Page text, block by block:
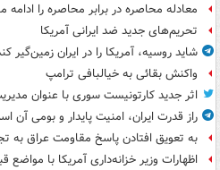
معادله محاصره در برابر محاصره را
تحریم‌های جدید ضد ایرانی آمریکا
شاید روسیه، آمریکا را در ایران زمین‌گیر
واکنش بقائی به خیالبافی ترامپ
اثر جدید کارتونیست سوری با عنوان
راز قدرت ایران، امنیت پایدار و بومی آن
به تعویق افتادن پاسخ مقاومت عراق به
اظهارات وزیر خزانه‌داری آمریکا با